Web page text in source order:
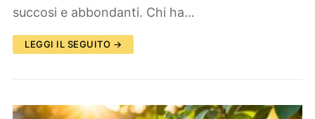
succosi e abbondanti. Chi ha…
LEGGI IL SEGUITO →